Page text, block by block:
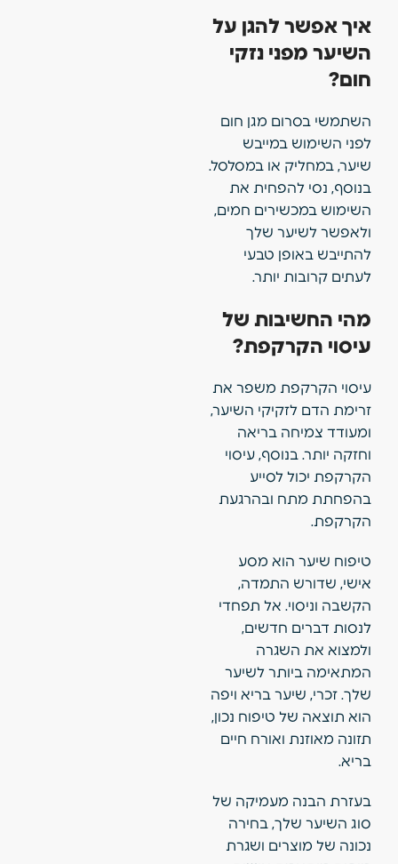
איך אפשר להגן על
השיער מפני נזקי
חום?
השתמשי בסרום מגן חום
לפני השימוש במייבש
שיער, במחליק או במסלסל.
בנוסף, נסי להפחית את
השימוש במכשירים חמים,
ולאפשר לשיער שלך
להתייבש באופן טבעי
לעתים קרובות יותר.
מהי החשיבות של
עיסוי הקרקפת?
עיסוי הקרקפת משפר את
זרימת הדם לזקיקי השיער,
ומעודד צמיחה בריאה
וחזקה יותר. בנוסף, עיסוי
הקרקפת יכול לסייע
בהפחתת מתח ובהרגעת
הקרקפת.
טיפוח שיער הוא מסע
אישי, שדורש התמדה,
הקשבה וניסוי. אל תפחדי
לנסות דברים חדשים,
ולמצוא את השגרה
המתאימה ביותר לשיער
שלך. זכרי, שיער בריא ויפה
הוא תוצאה של טיפוח נכון,
תזונה מאוזנת ואורח חיים
בריא.
בעזרת הבנה מעמיקה של
סוג השיער שלך, בחירה
נכונה של מוצרים ושגרת